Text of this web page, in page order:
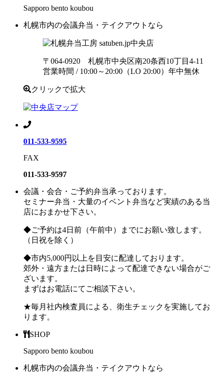
Sapporo bento koubou
札幌市内の会議弁当・テイクアウトなら
中央店
〒064-0920 札幌市中央区南20条西10丁目4-11
営業時間 / 10:00～20:00（LO 20:00）年中無休
クリックで拡大
011-533-9595
FAX
011-533-9597
会議・会合・ご予約弁当承っております。
セミナー弁当・大量のイベント弁当など実績のある当
店におまかせ下さい。
◆ご予約は4日前（午前中）までにお願い致します。
（日祝を除く）
◆市内5,000円以上を目安に配達しております。
郊外・遠方または日時によって配達できない場合がご
ざいます。
まずはお電話にてご相談下さい。
★毎月社内検査員による、衛生チェックを実施してお
ります。
SHOP
Sapporo bento koubou
札幌市内の会議弁当・テイクアウトなら